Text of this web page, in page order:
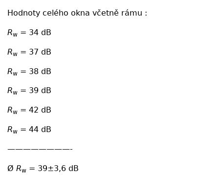
Hodnoty celého okna včetně rámu :
Rw = 34 dB
Rw = 37 dB
Rw = 38 dB
Rw = 39 dB
Rw = 42 dB
Rw = 44 dB
————————-
Ø Rw = 39±3,6 dB